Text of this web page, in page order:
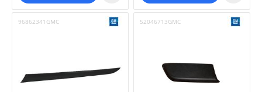
96862341GMC 52046713GMC